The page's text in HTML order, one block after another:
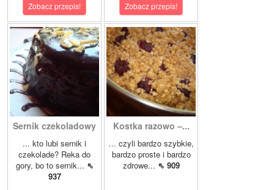
Zobacz przepis! Zobacz przepis!
Sernik czekoladowy
... kto lubi sernik i
czekolade? Reka do
gory, bo to sernik... ⇖
937
Kostka razowo –...
… czyli bardzo szybkie,
bardzo proste i bardzo
zdrowe... ⇖ 909